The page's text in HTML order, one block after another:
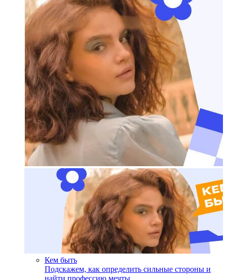
Кем быть
Подскажем, как определить сильные стороны и
найти профессию мечты